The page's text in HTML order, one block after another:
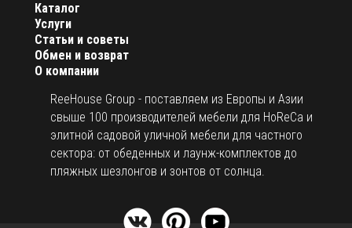
О компании
ReeHouse Group - поставляем из Европы и Азии
свыше 100 производителей мебели для HoReCa и
элитной садовой уличной мебели для частного
сектора: от обеденных и лаунж-комплектов до
пляжных шезлонгов и зонтов от солнца.
Каталог
Услуги
Статьи и советы
Обмен и возврат